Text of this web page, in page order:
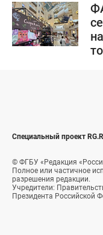
Специальный проект
© ФГБУ «Редакция
Полное или частичное
разрешения редакции.
Учредители:
Президента Российской